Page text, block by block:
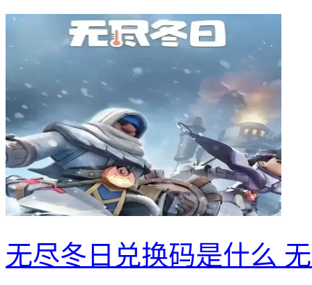
无尽冬日兑换码是什么